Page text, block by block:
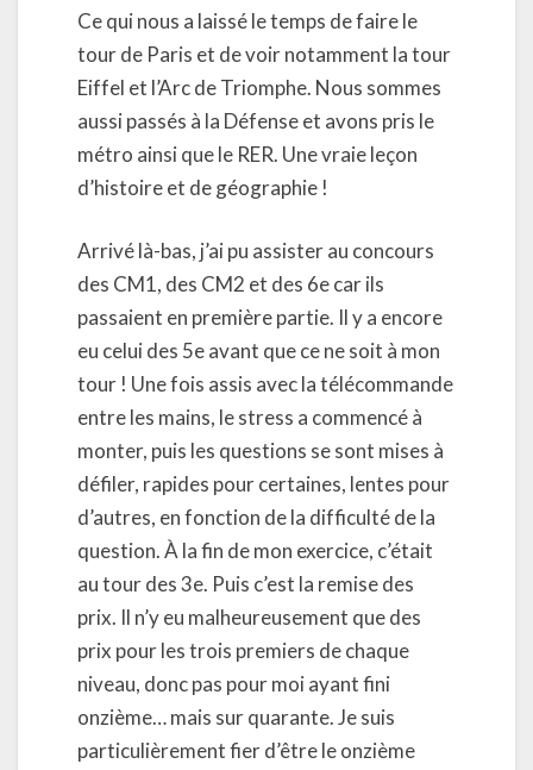
Ce qui nous a laissé le temps de faire le
tour de Paris et de voir notamment la tour
Eiffel et l’Arc de Triomphe. Nous sommes
aussi passés à la Défense et avons pris le
métro ainsi que le RER. Une vraie leçon
d’histoire et de géographie !
Arrivé là-bas, j’ai pu assister au concours
des CM1, des CM2 et des 6e car ils
passaient en première partie. Il y a encore
eu celui des 5e avant que ce ne soit à mon
tour ! Une fois assis avec la télécommande
entre les mains, le stress a commencé à
monter, puis les questions se sont mises à
défiler, rapides pour certaines, lentes pour
d’autres, en fonction de la difficulté de la
question. À la fin de mon exercice, c’était
au tour des 3e. Puis c’est la remise des
prix. Il n’y eu malheureusement que des
prix pour les trois premiers de chaque
niveau, donc pas pour moi ayant fini
onzième… mais sur quarante. Je suis
particulièrement fier d’être le onzième